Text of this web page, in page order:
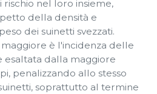
nel loro insieme,
della densità e
dei suinetti svezzati.
è l'incidenza delle
esaltata dalla maggiore
penalizzando allo stesso
soprattutto al termine